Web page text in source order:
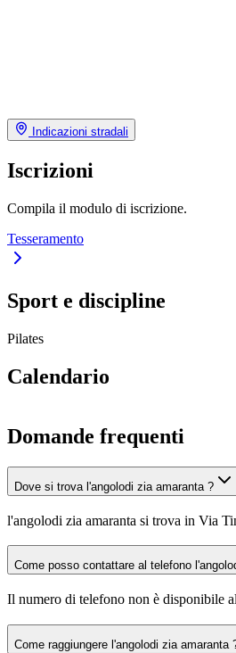
Indicazioni stradali
Iscrizioni
Compila il modulo di iscrizione.
Tesseramento
Sport e discipline
Pilates
Calendario
Domande frequenti
Dove si trova l'angolodi zia amaranta ?
l'angolodi zia amaranta si trova in Via
Come posso contattare al telefono
Il numero di telefono non è disponibile
Come raggiungere l'angolodi zia amaranta